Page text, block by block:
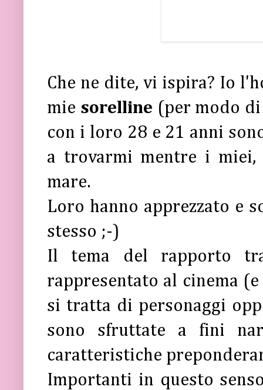
Che ne dite, vi ispira? Io
mie sorelline (per modo
con i loro 28 e 21 anni
a trovarmi mentre i
mare.
Loro hanno apprezzato e
stesso ;-)
Il tema del rapporto
rappresentato al cinema
si tratta di personaggi
sono sfruttate a fini
caratteristiche
Importanti in questo